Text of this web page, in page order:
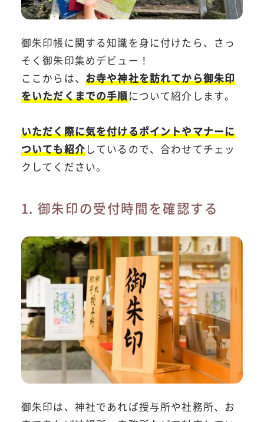
御朱印帳に関する知識を身に付けたら、さっ
そく御朱印集めデビュー！
ここからは、 お寺や神社を訪れてから御朱印
をいただくまでの手順について紹介します。
いただく際に気を付けるポイントやマナーに
ついても紹介しているので、合わせてチェッ
クしてください。
1. 御朱印の受付時間を確認する
御朱印は、神社であれば授与所や社務所、お